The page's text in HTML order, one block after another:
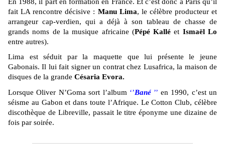
fait LA rencontre décisive : Manu Lima, le célèbre producteur et
arrangeur cap-verdien, qui a déjà à son tableau de chasse de
grands noms de la musique africaine (Pépé Kalléet Ismaël Lo
entre autres).
Lima est séduit par la maquette que lui présente le jeune
Gabonais. Il lui fait signer un contrat chez Lusafrica, la maison de
disques de la grande Césaria Evora.
Lorsque Oliver N’Goma sort l’album ‘’Bané ’’ en 1990, c’est un
séisme au Gabon et dans toute l’Afrique. Le Cotton Club, célèbre
discothèque de Libreville, passait le titre éponyme une dizaine de
fois par soirée.